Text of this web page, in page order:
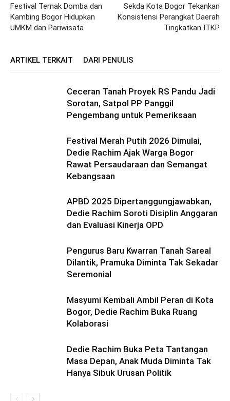
Festival Ternak Domba dan
Kambing Bogor Hidupkan
UMKM dan Pariwisata
Sekda Kota Bogor Tekankan
Konsistensi Perangkat Daerah
Tingkatkan ITKP
ARTIKEL TERKAIT DARI PENULIS
Ceceran Tanah Proyek RS Pandu Jadi
Sorotan, Satpol PP Panggil
Pengembang untuk Pemeriksaan
Festival Merah Putih 2026 Dimulai,
Dedie Rachim Ajak Warga Bogor
Rawat Persaudaraan dan Semangat
Kebangsaan
APBD 2025 Dipertanggungjawabkan,
Dedie Rachim Soroti Disiplin Anggaran
dan Evaluasi Kinerja OPD
Pengurus Baru Kwarran Tanah Sareal
Dilantik, Pramuka Diminta Tak Sekadar
Seremonial
Masyumi Kembali Ambil Peran di Kota
Bogor, Dedie Rachim Buka Ruang
Kolaborasi
Dedie Rachim Buka Peta Tantangan
Masa Depan, Anak Muda Diminta Tak
Hanya Sibuk Urusan Politik